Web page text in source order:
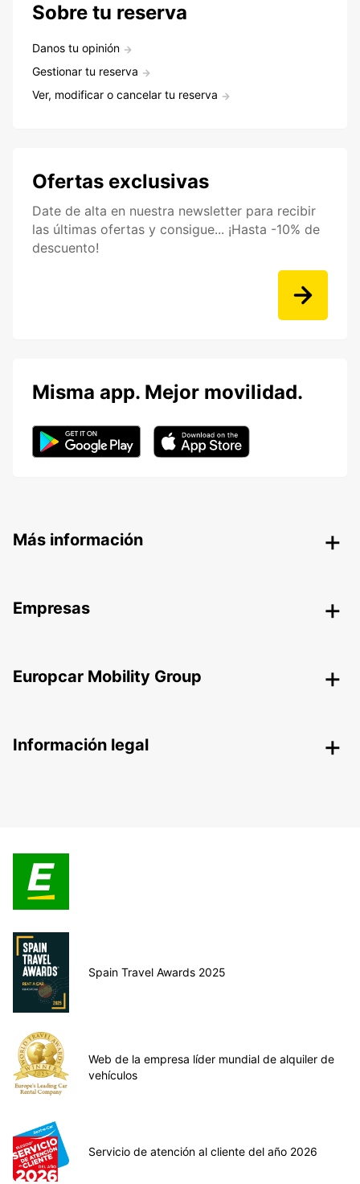
Sobre tu reserva
Danos tu opinión
Gestionar tu reserva
Ver, modificar o cancelar tu reserva
Ofertas exclusivas
Date de alta en nuestra newsletter para recibir
las últimas ofertas y consigue... ¡Hasta -10% de
descuento!
Misma app. Mejor movilidad.
Más información
Empresas
Europcar Mobility Group
Información legal
Spain Travel Awards 2025
Web de la empresa líder mundial de alquiler de
vehículos
Servicio de atención al cliente del año 2026